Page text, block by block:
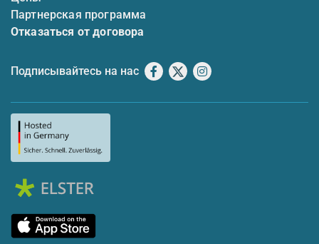
Партнерская программа
Отказаться от договора
Подписывайтесь на нас Facebook
X Instagram